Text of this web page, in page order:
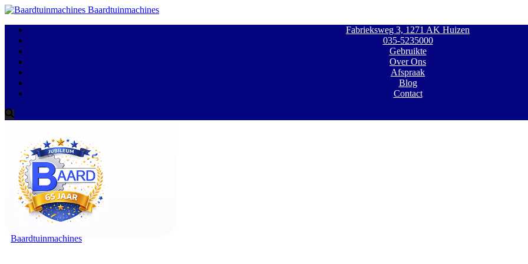
Baardtuinmachines
Fabrieksweg 3, 1271 AK Huizen
035-5235000
Gebruikte
Over Ons
Afspraak
Blog
Contact
Baardtuinmachines